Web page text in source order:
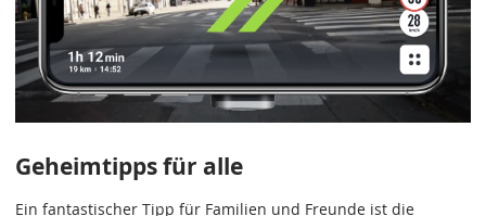
Geheimtipps für alle
Ein fantastischer Tipp für Familien und Freunde ist die